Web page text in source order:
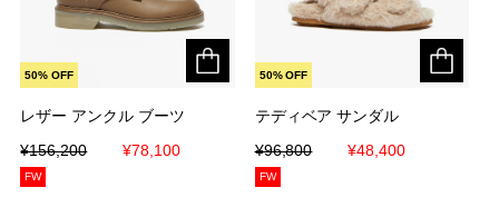
レザー アンクル ブーツ
¥156,200
¥78,100
50% OFF
レザー アンクル ブーツ
¥156,200
¥78,100
FW
テディベア サンダル
¥96,800
¥48,400
50% OFF
テディベア サンダル
¥96,800
¥48,400
FW